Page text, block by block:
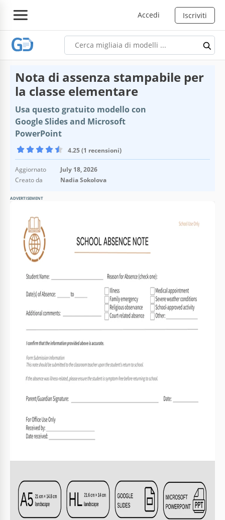
Accedi Iscriviti
Nota di assenza stampabile per
la classe elementare
Usa questo gratuito modello con
Google Slides and Microsoft
PowerPoint
4.25 (1 recensioni)
Aggiornato
July 18, 2026
Creato da
Nadia Sokolova
ADVERTISEMENT